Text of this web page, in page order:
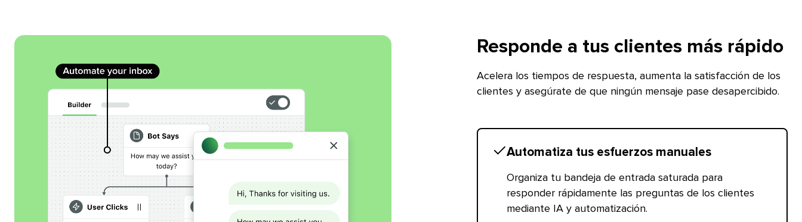
Responde a tus clientes más rápido​​
Acelera los tiempos de respuesta, aumenta la satisfacción de los
clientes y asegúrate de que ningún mensaje pase desapercibido.​​
Automatiza tus esfuerzos manuales​​
Organiza tu bandeja de entrada saturada para
responder rápidamente las preguntas de los clientes
mediante IA y automatización.​​